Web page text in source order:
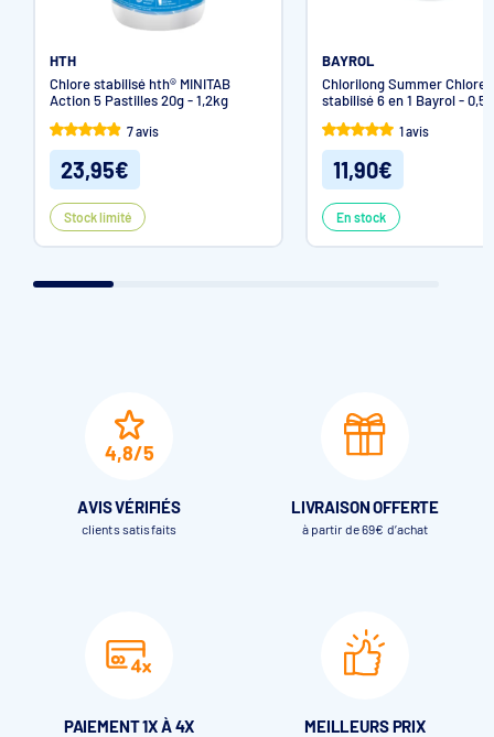
HTH
Chlore stabilisé hth® MINITAB
Action 5 Pastilles 20g - 1,2kg
7 avis
23,95€
Stock limité
BAYROL
Chlorilong Summer Chlore
stabilisé 6 en 1 Bayrol -
1 avis
11,90€
En stock
4,8/5
AVIS VÉRIFIÉS
clients satisfaits
LIVRAISON OFFERTE
à partir de 69€ d’achat
PAIEMENT 1X À 4X MEILLEURS PRIX